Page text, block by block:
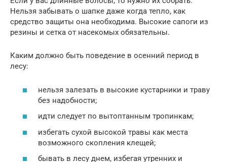
Нельзя забывать о шапке даже когда тепло, как
средство защиты она необходима. Высокие сапоги из
резины и сетка от насекомых обязательны.
Каким должно быть поведение в осенний период в
лесу:
нельзя залезать в высокие кустарники и траву
без надобности;
идти следует по вытоптанным тропинкам;
избегать сухой высокой травы как места
возможного скопления клещей;
бывать в лесу днем, избегая утренних и